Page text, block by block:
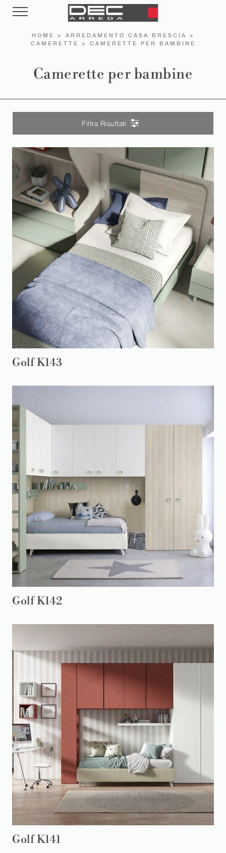
HOME > ARREDAMENTO CASA BRESCIA
>
CAMERETTE
> CAMERETTE PER BAMBINE
Camerette per bambine
Filtra Risultati
Golf K143
Golf K142
Golf K141